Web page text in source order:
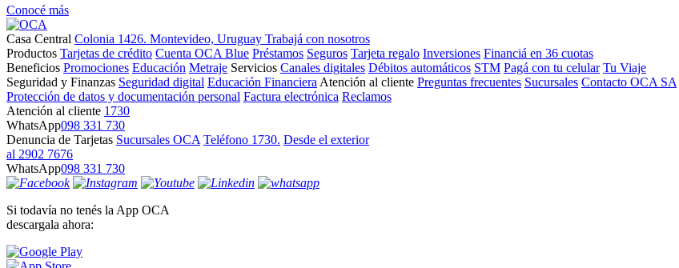
Conocé más
Casa Central Colonia 1426. Montevideo, Uruguay Trabajá con nosotros
Productos Tarjetas de crédito Cuenta OCA Blue Préstamos Seguros Tarjeta regalo Inversiones Financiá en 36 cuotas
Beneficios Promociones Educación Metraje Servicios Canales digitales Débitos automáticos STM Pagá con tu celular Tu Viaje
Seguridad y Finanzas Seguridad digital Educación Financiera Atención al cliente Preguntas frecuentes Sucursales Contacto OCA SA
Protección de datos y documentación personal Factura electrónica Reclamos
Atención al cliente 1730
WhatsApp098 331 730
Denuncia de Tarjetas Sucursales OCA Teléfono 1730. Desde el exterior
al 2902 7676
WhatsApp098 331 730
Si todavía no tenés la App OCA
descargala ahora: